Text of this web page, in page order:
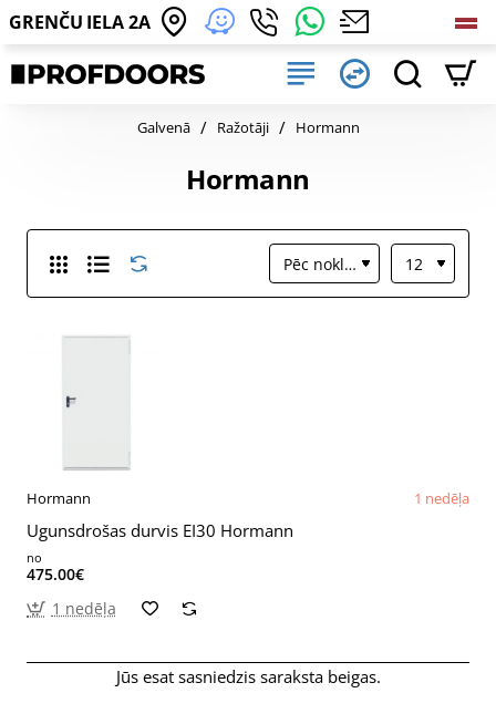
GRENČU IELA 2A
Hormann
GalvenāhomeRažotāji Hormann
Hormann 1 nedēļa
Ugunsdrošas durvis EI30 Hormann
no
475.00€
1 nedēļa
Jūs esat sasniedzis saraksta beigas.